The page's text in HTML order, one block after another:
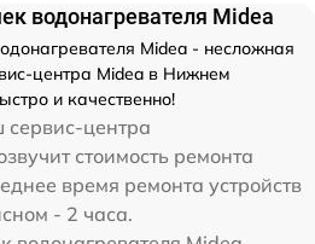
водонагревателя Midea
Midea - несложная
центра Midea в Нижнем
и качественно!
центра
стоимость ремонта
время ремонта устройств
- 2 часа.